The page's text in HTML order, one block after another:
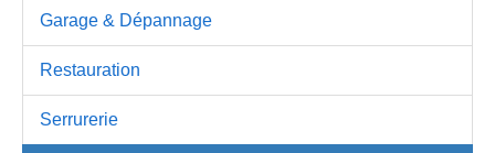
Garage & Dépannage
Restauration
Serrurerie